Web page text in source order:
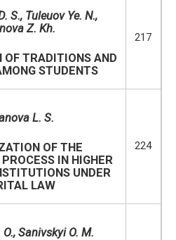
S., Tuleuov Ye. N.,
Z. Kh.
OF TRADITIONS AND
STUDENTS
217
L. S.
OF THE
IN HIGHER
UNDER
LAW
224
Sanivskyi O. M.